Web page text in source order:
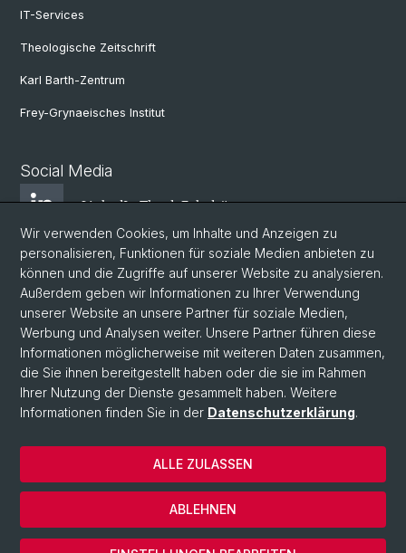
IT-Services
Theologische Zeitschrift
Karl Barth-Zentrum
Frey-Grynaeisches Institut
Social Media
LinkedIn Theol. Fakultät
Instagram Theol. Fakultät
Zentr. Jüd. Studien
ZRWP
© Universität Basel
Datenschutzerklärung
Wir verwenden Cookies, um Inhalte und Anzeigen zu
personalisieren, Funktionen für soziale Medien anbieten zu
können und die Zugriffe auf unserer Website zu analysieren.
Außerdem geben wir Informationen zu Ihrer Verwendung
unserer Website an unsere Partner für soziale Medien,
Werbung und Analysen weiter. Unsere Partner führen diese
Informationen möglicherweise mit weiteren Daten zusammen,
die Sie ihnen bereitgestellt haben oder die sie im Rahmen
Ihrer Nutzung der Dienste gesammelt haben. Weitere
Informationen finden Sie in der Datenschutzerklärung.
ABLEHNEN
ALLE ZULASSEN